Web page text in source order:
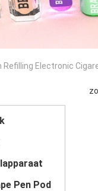
Refilling Electronic
Pen Pod